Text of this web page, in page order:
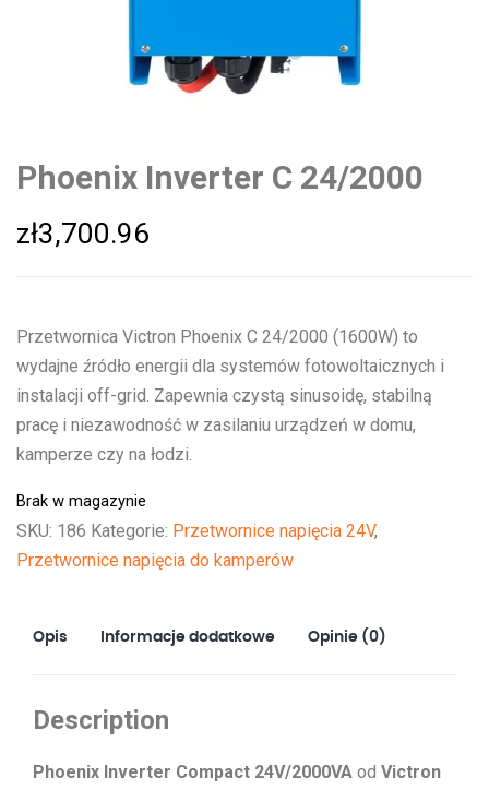
Phoenix Inverter C 24/2000
zł3,700.96
Przetwornica Victron Phoenix C 24/2000 (1600W) to
wydajne źródło energii dla systemów fotowoltaicznych i
instalacji off-grid. Zapewnia czystą sinusoidę, stabilną
pracę i niezawodność w zasilaniu urządzeń w domu,
kamperze czy na łodzi.
Brak w magazynie
SKU: 186 Kategorie: Przetwornice napięcia 24V,
Przetwornice napięcia do kamperów
Opis Informacje dodatkowe Opinie (0)
Description
Phoenix Inverter Compact 24V/2000VA od Victron